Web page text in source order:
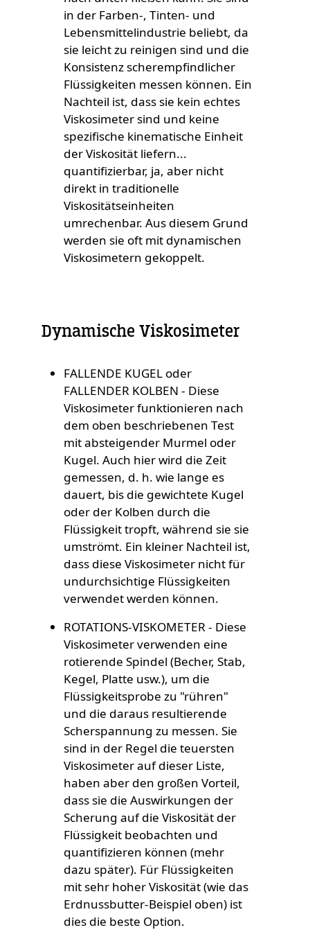
in der Farben-, Tinten- und
Lebensmittelindustrie beliebt, da
sie leicht zu reinigen sind und die
Konsistenz scherempfindlicher
Flüssigkeiten messen können. Ein
Nachteil ist, dass sie kein echtes
Viskosimeter sind und keine
spezifische kinematische Einheit
der Viskosität liefern...
quantifizierbar, ja, aber nicht
direkt in traditionelle
Viskositätseinheiten
umrechenbar. Aus diesem Grund
werden sie oft mit dynamischen
Viskosimetern gekoppelt.
Dynamische Viskosimeter
FALLENDE KUGEL oder
FALLENDER KOLBEN - Diese
Viskosimeter funktionieren nach
dem oben beschriebenen Test
mit absteigender Murmel oder
Kugel. Auch hier wird die Zeit
gemessen, d. h. wie lange es
dauert, bis die gewichtete Kugel
oder der Kolben durch die
Flüssigkeit tropft, während sie sie
umströmt. Ein kleiner Nachteil ist,
dass diese Viskosimeter nicht für
undurchsichtige Flüssigkeiten
verwendet werden können.
ROTATIONS-VISKOMETER - Diese
Viskosimeter verwenden eine
rotierende Spindel (Becher, Stab,
Kegel, Platte usw.), um die
Flüssigkeitsprobe zu "rühren"
und die daraus resultierende
Scherspannung zu messen. Sie
sind in der Regel die teuersten
Viskosimeter auf dieser Liste,
haben aber den großen Vorteil,
dass sie die Auswirkungen der
Scherung auf die Viskosität der
Flüssigkeit beobachten und
quantifizieren können (mehr
dazu später). Für Flüssigkeiten
mit sehr hoher Viskosität (wie das
Erdnussbutter-Beispiel oben) ist
dies die beste Option.